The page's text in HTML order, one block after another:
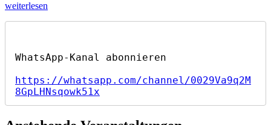
„Nikolausdorfer
weiterlesen
https://whatsapp.com/channel/0029Va9q2M
8GpLHNsqowk51x